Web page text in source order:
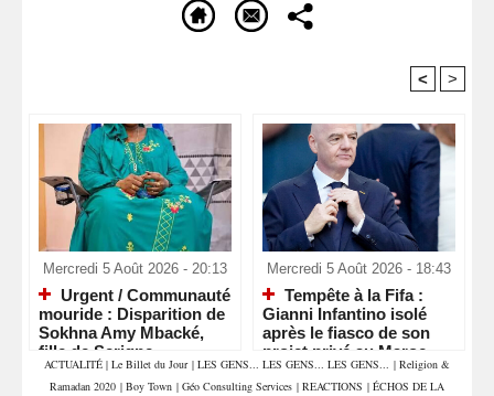
< >
Mercredi 5 Août 2026 - 20:13
Urgent / Communauté
mouride : Disparition de
Sokhna Amy Mbacké,
fille de Serigne
Mountakha Mbacké
Mercredi 5 Août 2026 - 18:43
Tempête à la Fifa :
Gianni Infantino isolé
après le fiasco de son
projet privé au Maroc
ACTUALITÉ | Le Billet du Jour | LES GENS... LES GENS... LES GENS... | Religion &
Ramadan 2020 | Boy Town | Géo Consulting Services | REACTIONS | ÉCHOS DE LA